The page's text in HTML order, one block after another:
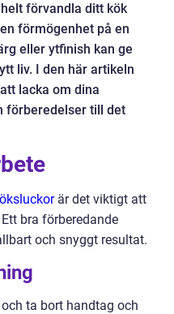
förvandla ditt kök
förmögenhet på en
eller ytfinish kan ge
liv. I den här artikeln
lacka om dina
förberedelser till det
är det viktigt att
bra förberedande
och snyggt resultat.
ta bort handtag och